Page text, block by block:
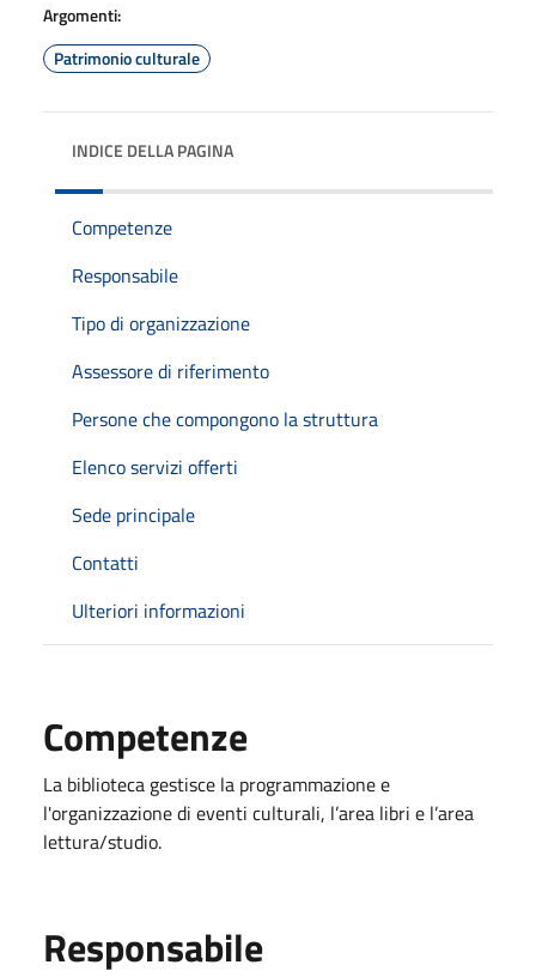
Argomenti:
Patrimonio culturale
INDICE DELLA PAGINA
Competenze
Responsabile
Tipo di organizzazione
Assessore di riferimento
Persone che compongono la struttura
Elenco servizi offerti
Sede principale
Contatti
Ulteriori informazioni
Competenze
La biblioteca gestisce la programmazione e
l'organizzazione di eventi culturali, l’area libri e l’area
lettura/studio.
Responsabile